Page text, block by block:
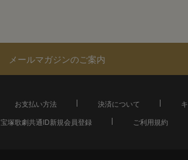
メールマガジンのご案内
お支払い方法 決済について
宝塚歌劇共通ID新規会員登録 ご利用規約